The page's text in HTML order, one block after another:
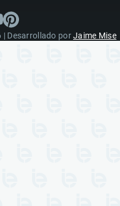
| Desarrollado porJaime Mise